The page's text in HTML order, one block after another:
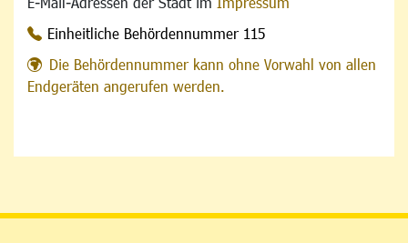
Einheitliche Behördennummer 115
Die Behördennummer kann ohne Vorwahl von allen
Endgeräten angerufen werden.